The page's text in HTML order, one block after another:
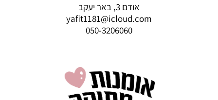
אודם 3, באר יעקב
yafit1181@icloud.com
050-3206060